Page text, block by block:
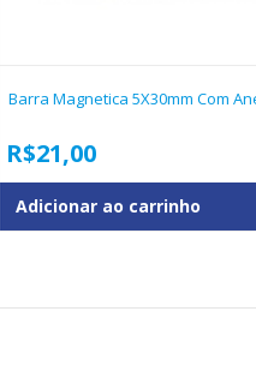
Barra Magnetica 5X30mm Com
R$21,00
Adicionar ao carrinho